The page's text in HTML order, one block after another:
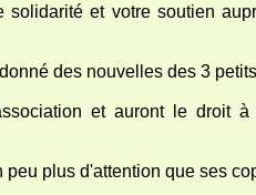
solidarité et votre soutien
des nouvelles des 3
et auront le droit
peu plus d'attention que ses